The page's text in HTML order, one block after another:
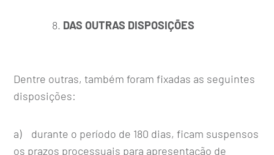
DAS OUTRAS DISPOSIÇÕES
Dentre outras, também foram fixadas as seguintes
disposições:
a) durante o período de 180 dias, ficam suspensos
os prazos processuais para apresentação de